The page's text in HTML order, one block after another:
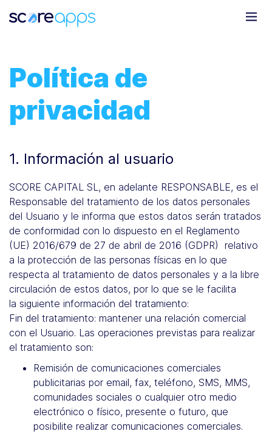
Política de
privacidad
1. Información al usuario
SCORE CAPITAL SL, en adelante RESPONSABLE, es el
Responsable del tratamiento de los datos personales
del Usuario y le informa que estos datos serán tratados
de conformidad con lo dispuesto en el Reglamento
(UE) 2016/679 de 27 de abril de 2016 (GDPR) relativo
a la protección de las personas físicas en lo que
respecta al tratamiento de datos personales y a la libre
circulación de estos datos, por lo que se le facilita
la siguiente información del tratamiento:
Fin del tratamiento: mantener una relación comercial
con el Usuario. Las operaciones previstas para realizar
el tratamiento son:
Remisión de comunicaciones comerciales
publicitarias por email, fax, teléfono, SMS, MMS,
comunidades sociales o cualquier otro medio
electrónico o físico, presente o futuro, que
posibilite realizar comunicaciones comerciales.